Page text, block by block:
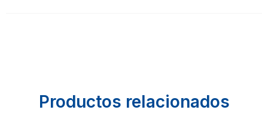
Productos relacionados